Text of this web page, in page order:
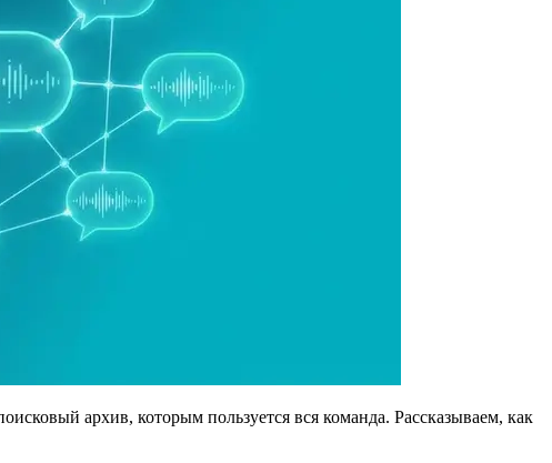
архив, которым пользуется вся команда. Рассказываем, как